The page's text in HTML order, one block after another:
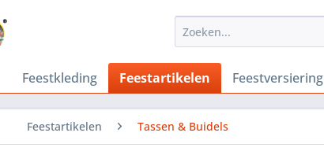
Feestkleding Feestartikelen Feestversiering
Feestartikelen Tassen & Buidels